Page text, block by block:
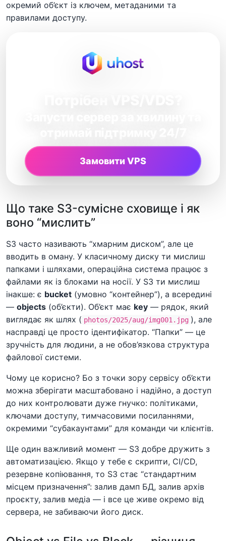
окремий об’єкт із ключем, метаданими та
правилами доступу.
Замовити VPS
Що таке S3-сумісне сховище і як
воно “мислить”
S3 часто називають “хмарним диском”, але це
вводить в оману. У класичному диску ти мислиш
папками і шляхами, операційна система працює з
файлами як із блоками на носії. У S3 ти мислиш
інакше: є bucket (умовно “контейнер”), а всередині
— objects (об’єкти). Об’єкт має key — рядок, який
виглядає як шлях ( photos/2025/aug/img001.jpg ), але
насправді це просто ідентифікатор. “Папки” — це
зручність для людини, а не обов’язкова структура
файлової системи.
Чому це корисно? Бо з точки зору сервісу об’єкти
можна зберігати масштабовано і надійно, а доступ
до них контролювати дуже гнучко: політиками,
ключами доступу, тимчасовими посиланнями,
окремими “субакаунтами” для команди чи клієнтів.
Ще один важливий момент — S3 добре дружить з
автоматизацією. Якщо у тебе є скрипти, CI/CD,
резервне копіювання, то S3 стає “стандартним
місцем призначення”: залив дамп БД, залив архів
проєкту, залив медіа — і все це живе окремо від
сервера, не забиваючи його диск.